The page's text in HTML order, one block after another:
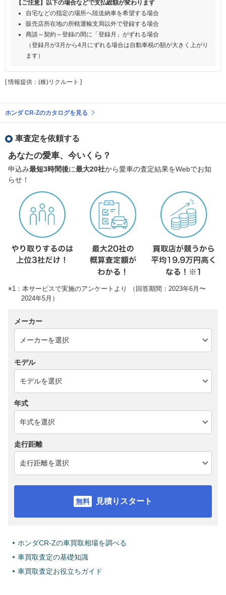
【ご注意】以下の場合などで支払総額が変わります
自宅などの指定の場所へ陸送納車を希望する場合
販売店所在地の所轄運輸支局以外で登録する場合
商談～契約～登録の間に「登録月」がずれる場合
（登録月が3月から4月にずれる場合は自動車税の額が大きく上がり
ます）
[ 情報提供：(株)リクルート ]
ホンダ CR-Zのカタログを見る
車査定を依頼する
あなたの愛車、今いくら？
申込み最短3時間後に最大20社から愛車の査定結果をWebでお知
らせ！
※1：本サービスで実施のアンケートより （回答期間：2023年6月〜
2024年5月）
メーカー
モデル
年式
走行距離
見積りスタート
ホンダCR-Zの車買取相場を調べる
車買取査定の基礎知識
車買取査定お役立ちガイド